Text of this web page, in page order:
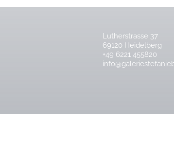
Lutherstrasse 37
69120 Heidelberg
+49 6221 455820